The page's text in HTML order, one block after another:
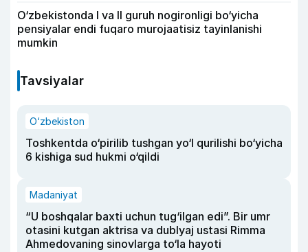
O‘zbekistonda I va II guruh nogironligi bo‘yicha
pensiyalar endi fuqaro murojaatisiz tayinlanishi
mumkin
Tavsiyalar
O‘zbekiston
Toshkentda o‘pirilib tushgan yo‘l qurilishi bo‘yicha
6 kishiga sud hukmi o‘qildi
Madaniyat
“U boshqalar baxti uchun tug‘ilgan edi”. Bir umr
otasini kutgan aktrisa va dublyaj ustasi Rimma
Ahmedovaning sinovlarga to‘la hayoti